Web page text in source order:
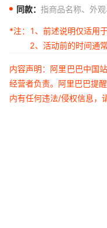
同款： 指商品名称、外
*注：
1、前述说明仅适用
2、活动前的时间通
内容声明：阿里巴巴中国
经营者负责。阿里巴巴提
内有任何违法/侵权信息，